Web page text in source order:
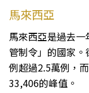
馬來西亞
馬來西亞是過去
管制令」的國家
例超過2.5萬例，
33,406的峰值。